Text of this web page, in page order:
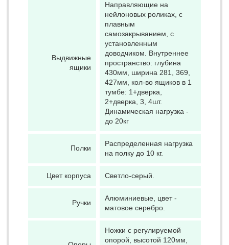
Выдвижные
ящики
Направляющие на
нейлоновых роликах, с
плавным
самозакрыванием, с
установленным
доводчиком. Внутреннее
пространство: глубина
430мм, ширина 281, 369,
427мм, кол-во ящиков в 1
тумбе: 1+дверка,
2+дверка, 3, 4шт.
Динамическая нагрузка -
до 20кг
Полки
Распределенная нагрузка
на полку до 10 кг.
Цвет корпуса Светло-серый.
Ручки
Алюминиевые, цвет -
матовое серебро.
Ножки с регулируемой
опорой, высотой 120мм,